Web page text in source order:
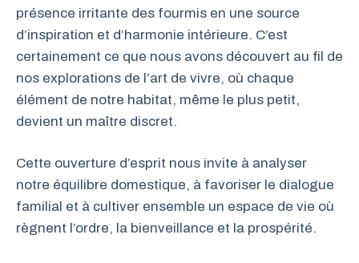
présence irritante des fourmis en une source
d’inspiration et d’harmonie intérieure. C’est
certainement ce que nous avons découvert au fil de
nos explorations de l’art de vivre, où chaque
élément de notre habitat, même le plus petit,
devient un maître discret.
Cette ouverture d’esprit nous invite à analyser
notre équilibre domestique, à favoriser le dialogue
familial et à cultiver ensemble un espace de vie où
règnent l’ordre, la bienveillance et la prospérité.